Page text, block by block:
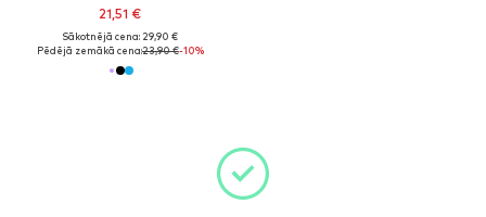
21,51 €
Sākotnējā cena: 29,90 €
Pēdējā zemākā cena:23,90 €-10%